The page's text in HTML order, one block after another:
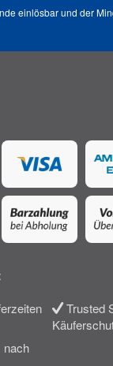
einlösbar und der
Trusted